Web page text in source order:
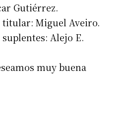
Gutiérrez.
titular: Miguel Aveiro.
Alejo E.
muy buena